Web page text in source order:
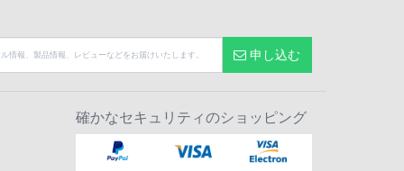
申し込む
確かなセキュリティのショッピング